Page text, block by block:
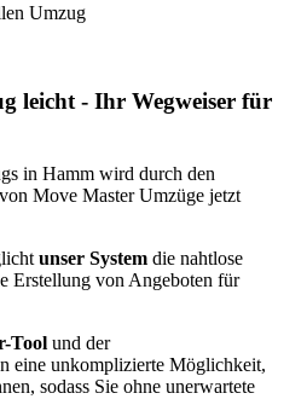
Umzug
leicht - Ihr Wegweiser für
in Hamm wird durch den
Move Master Umzüge jetzt
unser System die nahtlose
Erstellung von Angeboten für
Tool und der
eine unkomplizierte Möglichkeit,
sodass Sie ohne unerwartete